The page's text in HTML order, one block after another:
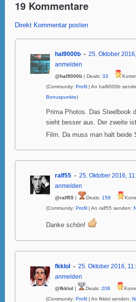
19 Kommentare
Direkt Kommentar posten
hal9000b 25. Oktober
anmelden
@hal9000b | Deals: 33
(Community: Profil | An hal9000b
Bonuspunkte)
Prima Photos. Das Steelbook
sieht besser aus. Der zweite
Film. Da muss man halt beide
ralf55 25. Oktober 2016,
anmelden
@ralf55 | Deals: 158
(Community: Profil | An ralf55 senden:
Danke schön!
fkklol 25. Oktober 2016,
anmelden
@fkklol | Deals: 208
(Community: Profil | An fkklol senden: